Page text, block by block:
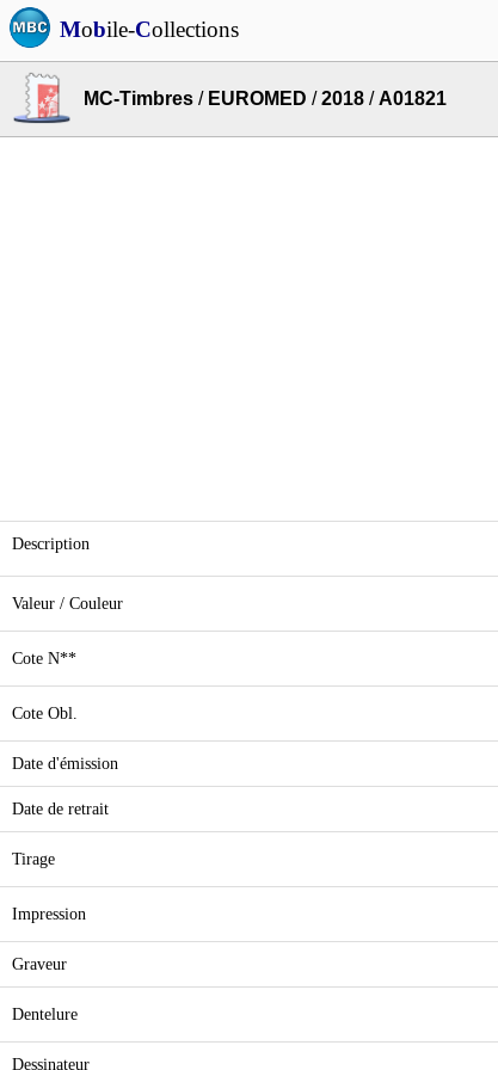
Mobile-Collections
MC-Timbres / EUROMED /2018 /A01821
Description
Valeur / Couleur
Cote N**
Cote Obl.
Date d'émission
Date de retrait
Tirage
Impression
Graveur
Dentelure
Dessinateur